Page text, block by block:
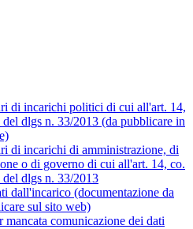
di incarichi politici di cui all'art. 14,
del dlgs n. 33/2013 (da pubblicare in
di incarichi di amministrazione, di
o di governo di cui all'art. 14, co.
del dlgs n. 33/2013
dall'incarico (documentazione da
sul sito web)
mancata comunicazione dei dati